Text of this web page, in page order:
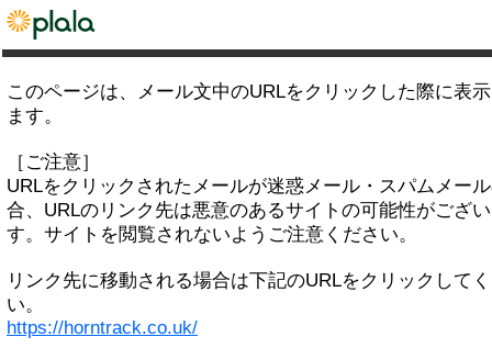
このページは、メール文中のURLをクリックした際に表
ます。
［ご注意］
URLをクリックされたメールが迷惑メール・スパムメー
合、URLのリンク先は悪意のあるサイトの可能性がござ
す。サイトを閲覧されないようご注意ください。
リンク先に移動される場合は下記のURLをクリックして
い。
https://horntrack.co.uk/